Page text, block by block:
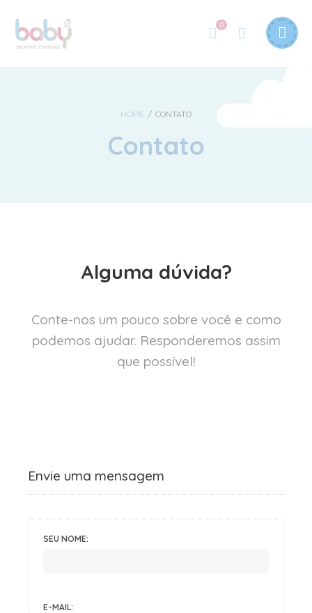
0
HOME / CONTATO
Contato
Alguma dúvida?
Conte-nos um pouco sobre você e como
podemos ajudar. Responderemos assim
que possível!
Envie uma mensagem
SEU NOME:
E-MAIL: